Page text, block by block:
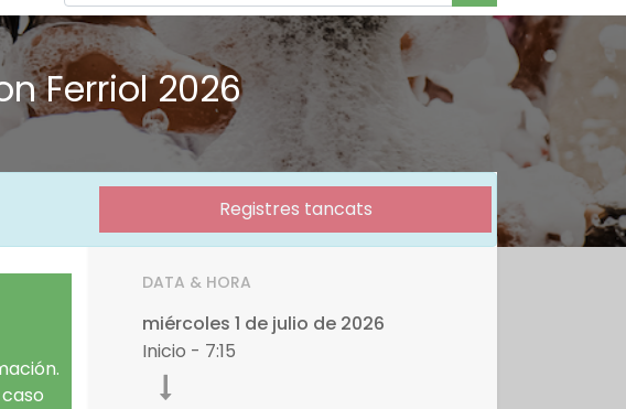
Ferriol 2026
Registres tancats
DATA & HORA
miércoles 1 de julio de 2026
Inicio - 7:15